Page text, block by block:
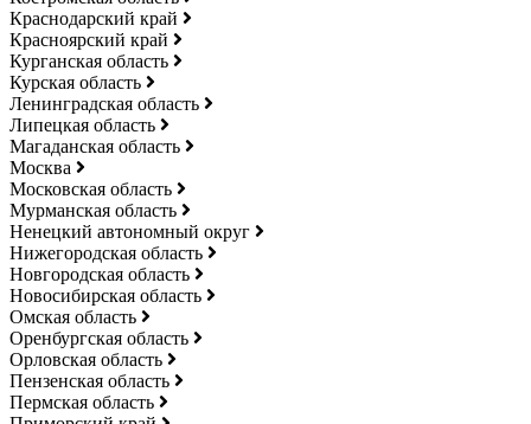
Краснодарский край
Красноярский край
Курганская область
Курская область
Ленинградская область
Липецкая область
Магаданская область
Москва
Московская область
Мурманская область
Ненецкий автономный округ
Нижегородская область
Новгородская область
Новосибирская область
Омская область
Оренбургская область
Орловская область
Пензенская область
Пермская область